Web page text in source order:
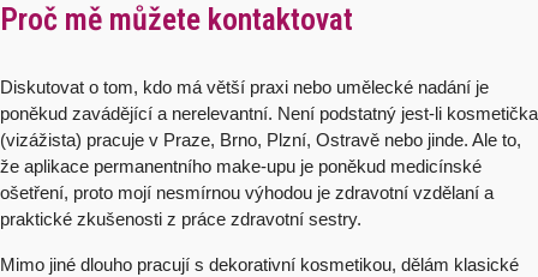
Proč mě můžete kontaktovat
Diskutovat o tom, kdo má větší praxi nebo umělecké nadání je
poněkud zavádějící a nerelevantní. Není podstatný jest-li kosmetička
(vizážista) pracuje v Praze, Brno, Plzní, Ostravě nebo jinde. Ale to,
že aplikace permanentního make-upu je poněkud medicínské
ošetření, proto mojí nesmírnou výhodou je zdravotní vzdělaní a
praktické zkušenosti z práce zdravotní sestry.
Mimo jiné dlouho pracují s dekorativní kosmetikou, dělám klasické